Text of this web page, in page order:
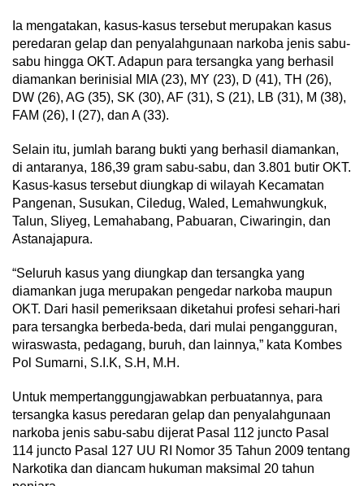
Ia mengatakan, kasus-kasus tersebut merupakan kasus
peredaran gelap dan penyalahgunaan narkoba jenis sabu-
sabu hingga OKT. Adapun para tersangka yang berhasil
diamankan berinisial MIA (23), MY (23), D (41), TH (26),
DW (26), AG (35), SK (30), AF (31), S (21), LB (31), M (38),
FAM (26), I (27), dan A (33).
Selain itu, jumlah barang bukti yang berhasil diamankan,
di antaranya, 186,39 gram sabu-sabu, dan 3.801 butir OKT.
Kasus-kasus tersebut diungkap di wilayah Kecamatan
Pangenan, Susukan, Ciledug, Waled, Lemahwungkuk,
Talun, Sliyeg, Lemahabang, Pabuaran, Ciwaringin, dan
Astanajapura.
“Seluruh kasus yang diungkap dan tersangka yang
diamankan juga merupakan pengedar narkoba maupun
OKT. Dari hasil pemeriksaan diketahui profesi sehari-hari
para tersangka berbeda-beda, dari mulai pengangguran,
wiraswasta, pedagang, buruh, dan lainnya,” kata Kombes
Pol Sumarni, S.I.K, S.H, M.H.
Untuk mempertanggungjawabkan perbuatannya, para
tersangka kasus peredaran gelap dan penyalahgunaan
narkoba jenis sabu-sabu dijerat Pasal 112 juncto Pasal
114 juncto Pasal 127 UU RI Nomor 35 Tahun 2009 tentang
Narkotika dan diancam hukuman maksimal 20 tahun